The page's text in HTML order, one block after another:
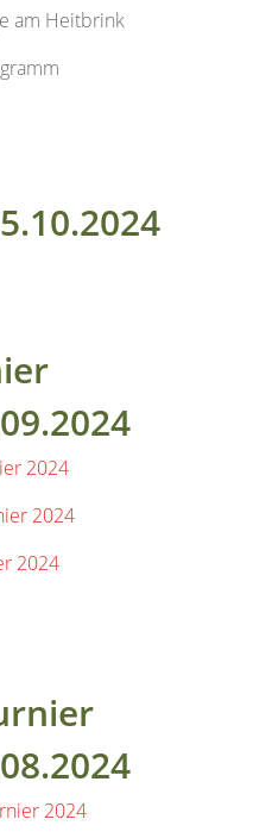
am Heitbrink
2024
2024
2024
2024